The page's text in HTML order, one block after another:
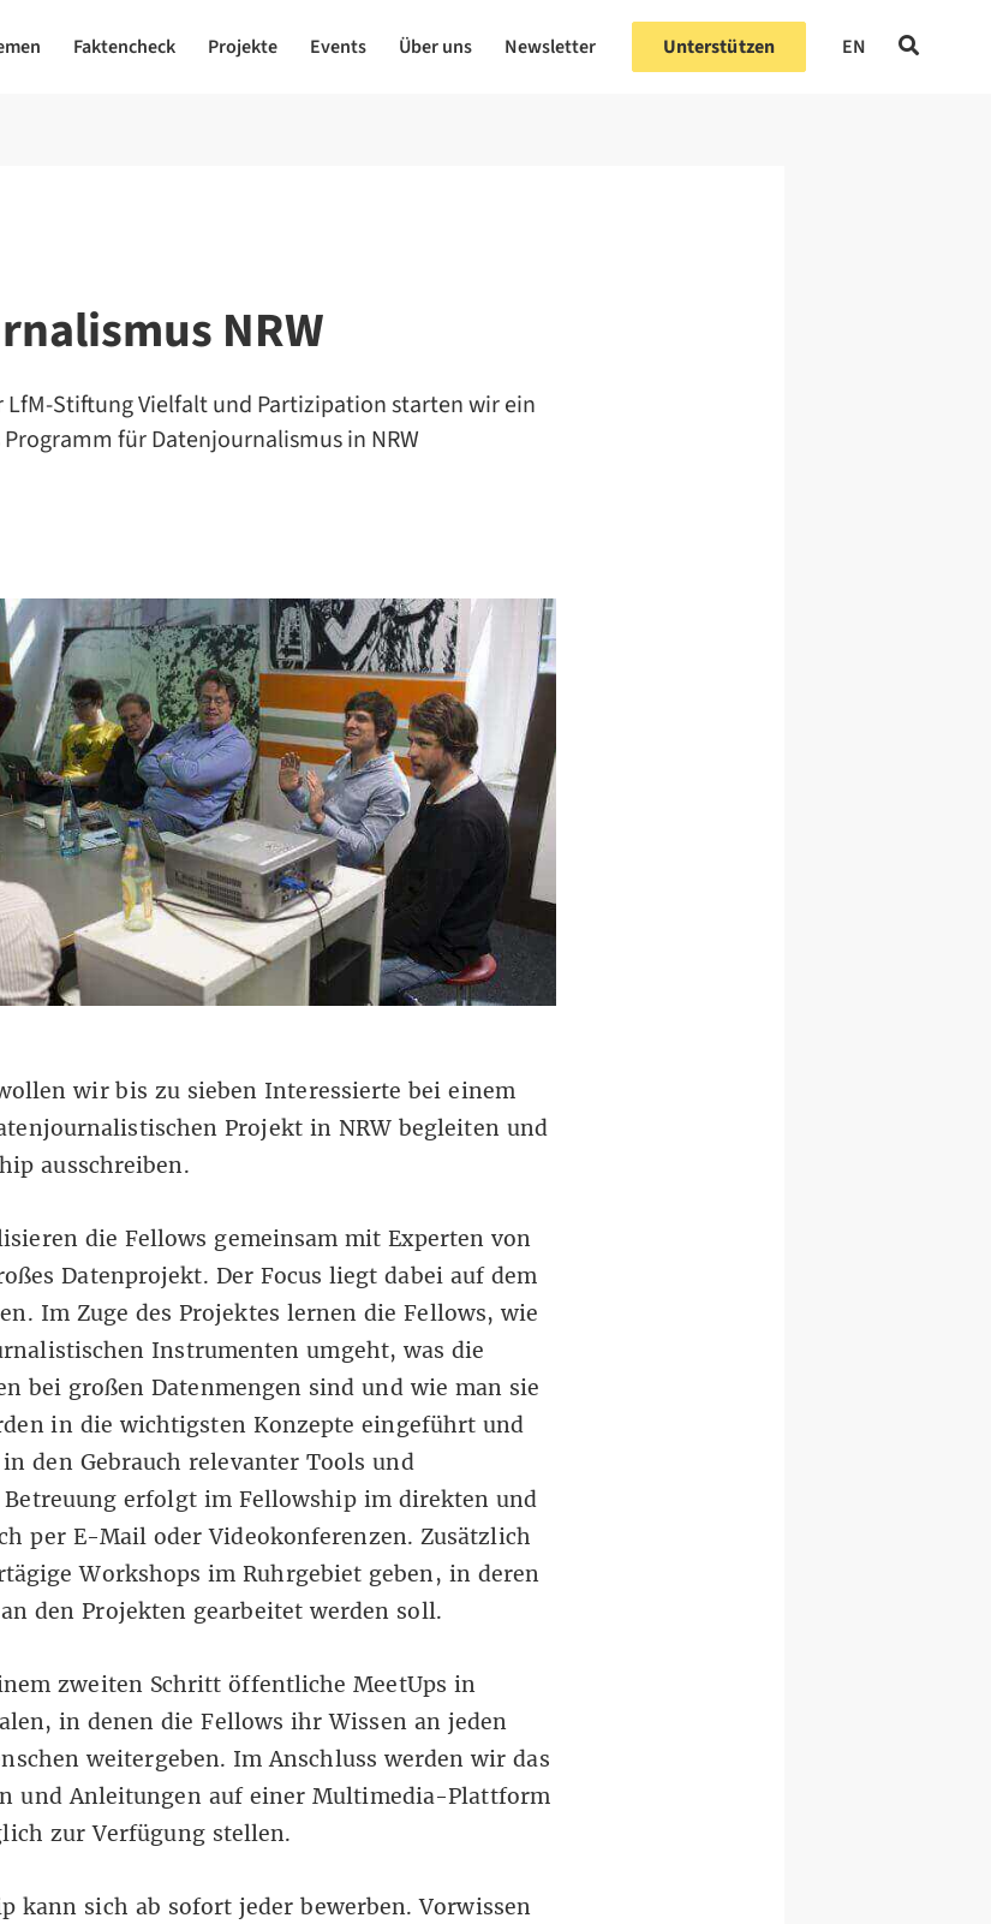
Faktencheck Projekte Events Über uns Newsletter Unterstützen EN
NRW
Stiftung Vielfalt und Partizipation starten wir ein
für Datenjournalismus in NRW
wir bis zu sieben Interessierte bei einem
Projekt in NRW begleiten und
ausschreiben.
die Fellows gemeinsam mit Experten von
Datenprojekt. Der Focus liegt dabei auf dem
Im Zuge des Projektes lernen die Fellows, wie
Instrumenten umgeht, was die
bei großen Datenmengen sind und wie man sie
in die wichtigsten Konzepte eingeführt und
den Gebrauch relevanter Tools und
erfolgt im Fellowship im direkten und
per E-Mail oder Videokonferenzen. Zusätzlich
Workshops im Ruhrgebiet geben, in deren
den Projekten gearbeitet werden soll.
zweiten Schritt öffentliche MeetUps in
in denen die Fellows ihr Wissen an jeden
weitergeben. Im Anschluss werden wir das
und Anleitungen auf einer Multimedia-Plattform
zur Verfügung stellen.
kann sich ab sofort jeder bewerben. Vorwissen